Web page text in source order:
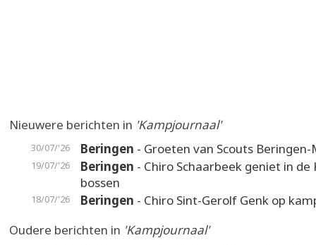
Nieuwere berichten in 'Kampjournaal'
30/07/'26 Beringen - Groeten van Scouts
19/07/'26 Beringen - Chiro Schaarbeek geniet in de
bossen
18/07/'26 Beringen - Chiro Sint-Gerolf Genk op
Oudere berichten in 'Kampjournaal'